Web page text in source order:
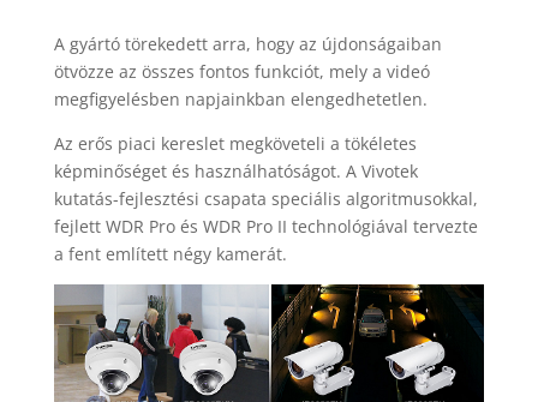
A gyártó törekedett arra, hogy az újdonságaiban
ötvözze az összes fontos funkciót, mely a videó
megfigyelésben napjainkban elengedhetetlen.
Az erős piaci kereslet megköveteli a tökéletes
képminőséget és használhatóságot. A Vivotek
kutatás-fejlesztési csapata speciális algoritmusokkal,
fejlett WDR Pro és WDR Pro II technológiával tervezte
a fent említett négy kamerát.